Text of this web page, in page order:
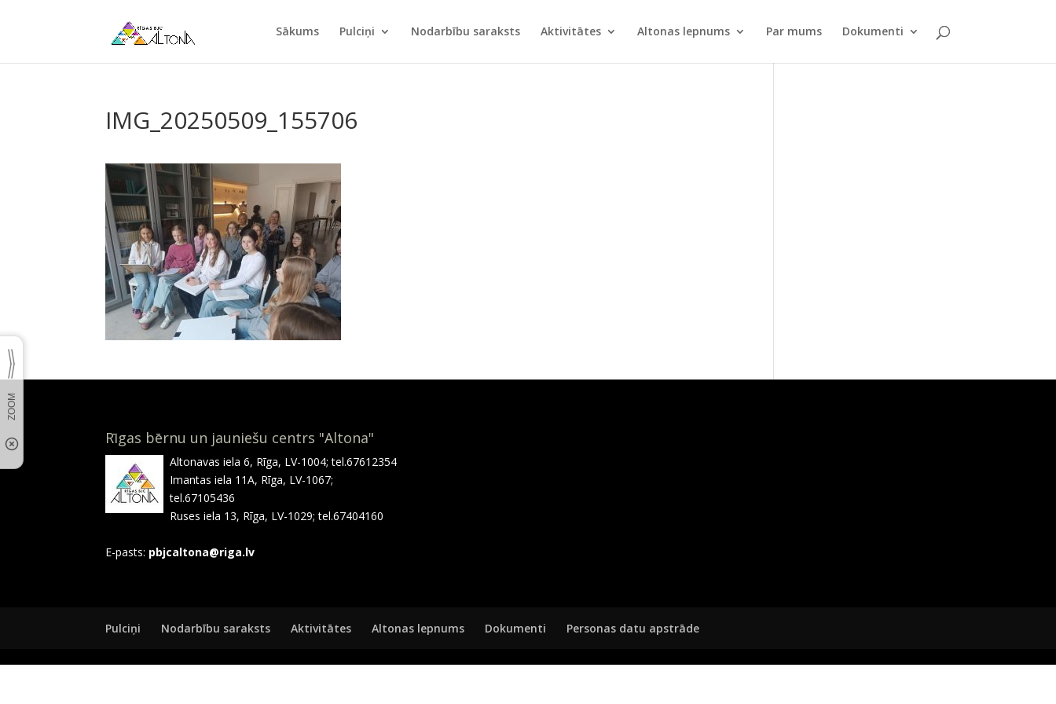
Sākums Pulciņi Nodarbību saraksts Aktivitātes Altonas lepnums Par mums Dokumenti
IMG_20250509_155706
Rīgas bērnu un jauniešu centrs "Altona"
Altonavas iela 6, Rīga, LV-1004; tel.67612354
Imantas iela 11A, Rīga, LV-1067;
tel.67105436
Ruses iela 13, Rīga, LV-1029; tel.67404160
E-pasts: pbjcaltona@riga.lv
Pulciņi Nodarbību saraksts Aktivitātes Altonas lepnums Dokumenti Personas datu apstrāde